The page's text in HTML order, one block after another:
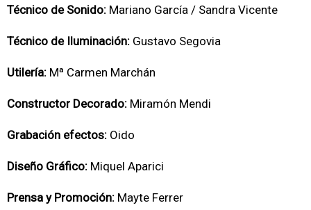
Técnico de Sonido: Mariano García / Sandra Vicente
Técnico de Iluminación: Gustavo Segovia
Utilería: Mª Carmen Marchán
Constructor Decorado: Miramón Mendi
Grabación efectos: Oido
Diseño Gráfico: Miquel Aparici
Prensa y Promoción: Mayte Ferrer